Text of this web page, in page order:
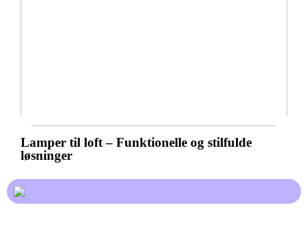
Lamper til loft – Funktionelle og stilfulde
løsninger